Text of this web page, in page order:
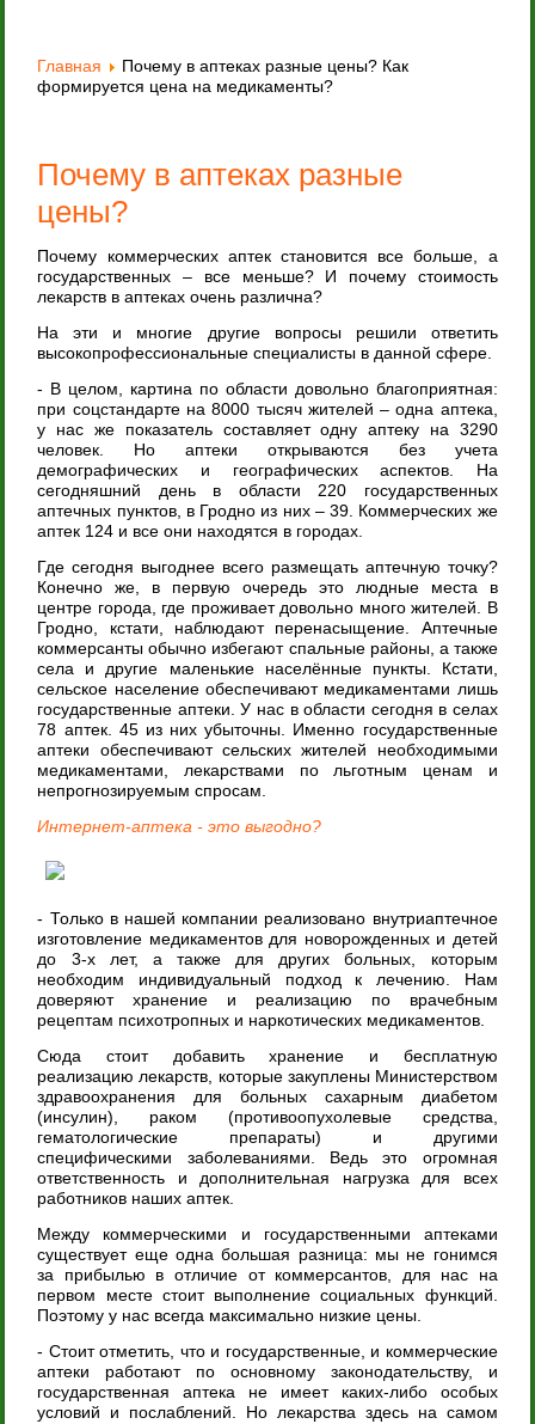
Главная
Почему в аптеках разные цены? Как
формируется цена на медикаменты?
Почему в аптеках разные
цены?
Почему коммерческих аптек становится все больше, а
государственных – все меньше? И почему стоимость
лекарств в аптеках очень различна?
На эти и многие другие вопросы решили ответить
высокопрофессиональные специалисты в данной сфере.
- В целом, картина по области довольно благоприятная:
при соцстандарте на 8000 тысяч жителей – одна аптека,
у нас же показатель составляет одну аптеку на 3290
человек. Но аптеки открываются без учета
демографических и географических аспектов. На
сегодняшний день в области 220 государственных
аптечных пунктов, в Гродно из них – 39. Коммерческих же
аптек 124 и все они находятся в городах.
Где сегодня выгоднее всего размещать аптечную точку?
Конечно же, в первую очередь это людные места в
центре города, где проживает довольно много жителей. В
Гродно, кстати, наблюдают перенасыщение. Аптечные
коммерсанты обычно избегают спальные районы, а также
села и другие маленькие населённые пункты. Кстати,
сельское население обеспечивают медикаментами лишь
государственные аптеки. У нас в области сегодня в селах
78 аптек. 45 из них убыточны. Именно государственные
аптеки обеспечивают сельских жителей необходимыми
медикаментами, лекарствами по льготным ценам и
непрогнозируемым спросам.
Интернет-аптека - это выгодно?
- Только в нашей компании реализовано внутриаптечное
изготовление медикаментов для новорожденных и детей
до 3-х лет, а также для других больных, которым
необходим индивидуальный подход к лечению. Нам
доверяют хранение и реализацию по врачебным
рецептам психотропных и наркотических медикаментов.
Сюда стоит добавить хранение и бесплатную
реализацию лекарств, которые закуплены Министерством
здравоохранения для больных сахарным диабетом
(инсулин), раком (противоопухолевые средства,
гематологические препараты) и другими
специфическими заболеваниями. Ведь это огромная
ответственность и дополнительная нагрузка для всех
работников наших аптек.
Между коммерческими и государственными аптеками
существует еще одна большая разница: мы не гонимся
за прибылью в отличие от коммерсантов, для нас на
первом месте стоит выполнение социальных функций.
Поэтому у нас всегда максимально низкие цены.
- Стоит отметить, что и государственные, и коммерческие
аптеки работают по основному законодательству, и
государственная аптека не имеет каких-либо особых
условий и послаблений. Но лекарства здесь на самом